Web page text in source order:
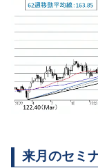
来月のセミ